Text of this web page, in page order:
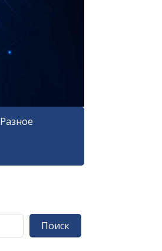
Разное
Поиск